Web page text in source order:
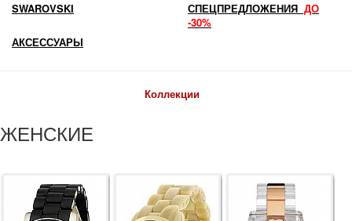
SWAROVSKI
СПЕЦПРЕДЛОЖЕНИЯ ДО
-30%
АКСЕССУАРЫ
Коллекции
ЖЕНСКИЕ